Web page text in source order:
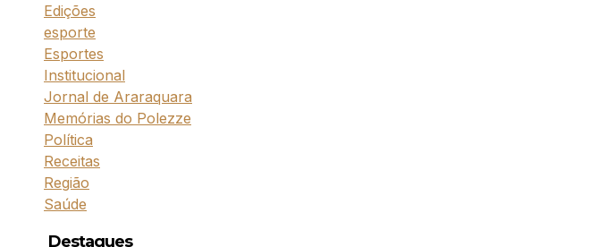
Edições
esporte
Esportes
Institucional
Jornal de Araraquara
Memórias do Polezze
Política
Receitas
Região
Saúde
Destaques